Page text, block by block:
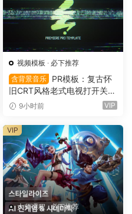
视频模板 · 必下推荐
含背景音乐
PR模板：复古怀
旧CRT风格老式电视打开关闭
LOGO动画展示（16151）
9小时前 VIP
大师课程 ·必下推荐
VIP